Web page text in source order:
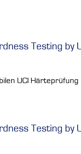
Testing by
UCI Härteprüfung
Testing by